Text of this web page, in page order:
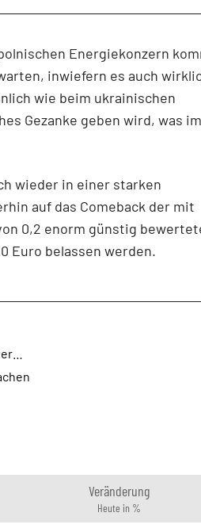
Energiekonzern
inwiefern es auch
wie beim ukrainischen
Gezanke geben wird, was
wieder in einer starken
auf das Comeback der mit
0,2 enorm günstig
Euro belassen werden.
Veränderung
Heute in %